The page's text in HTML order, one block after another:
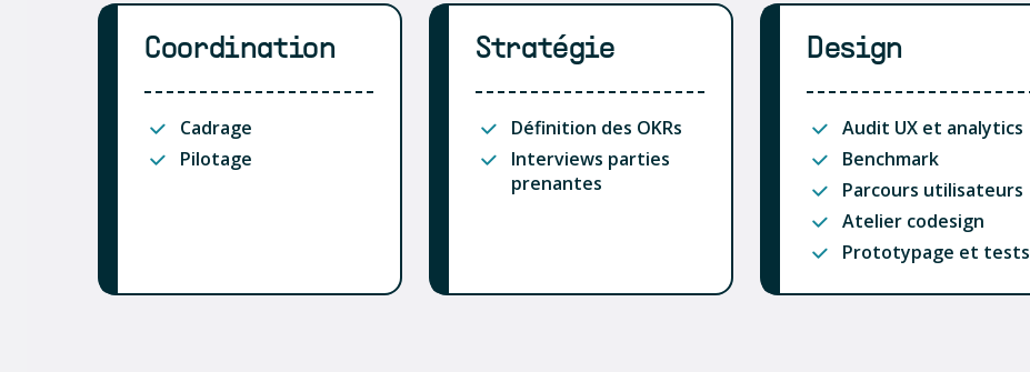
Coordination
Cadrage
Pilotage
Stratégie
Définition des OKRs
Interviews parties
prenantes
Design
Audit UX et analytics
Benchmark
Parcours utilisateurs
Atelier codesign
Prototypage et tests